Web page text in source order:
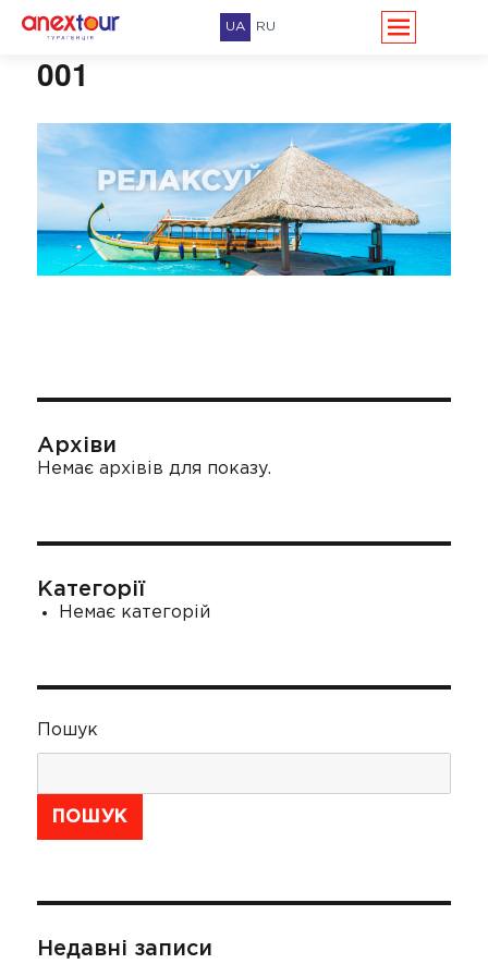
UA RU
001
Архіви
Немає архівів для показу.
Категорії
Немає категорій
Пошук
ПОШУК
Недавні записи